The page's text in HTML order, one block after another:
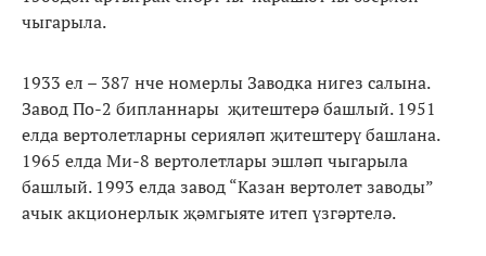
чыгарыла.
1933 ел – 387 нче номерлы Заводка нигез салына.
Завод По-2 бипланнары җитештерә башлый. 1951
елда вертолетларны серияләп җитештерү башлана.
1965 елда Ми-8 вертолетлары эшләп чыгарыла
башлый. 1993 елда завод “Казан вертолет заводы”
ачык акционерлык җәмгыяте итеп үзгәртелә.